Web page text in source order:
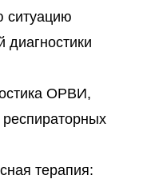
ситуацию
диагностики
ОРВИ,
терапия: